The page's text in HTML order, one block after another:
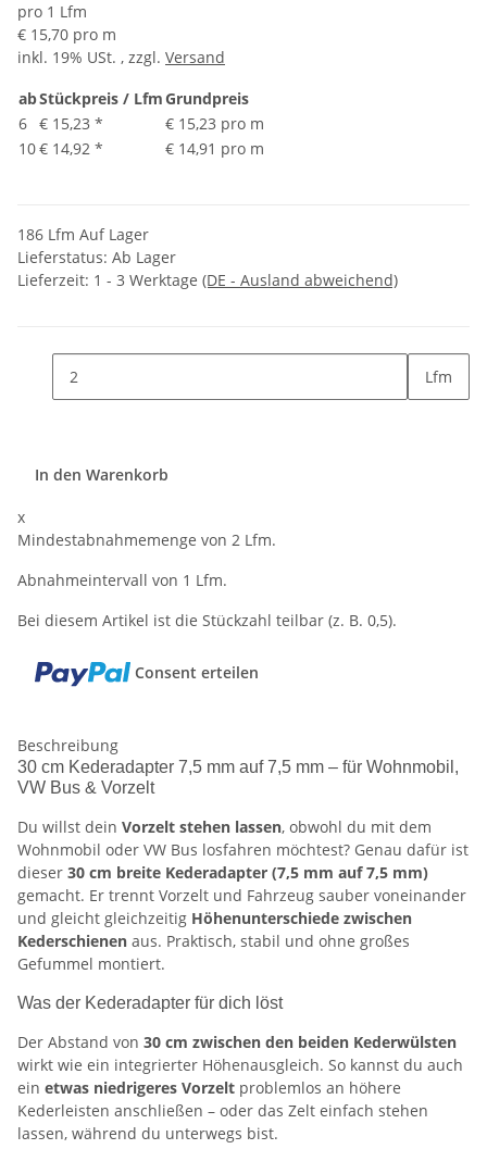
pro 1 Lfm
€ 15,70 pro m
inkl. 19% USt. , zzgl. Versand
abStückpreis / LfmGrundpreis
6 € 15,23 *
€ 15,23 pro m
10€ 14,92 * € 14,91 pro m
186 Lfm Auf Lager
Lieferstatus: Ab Lager
Lieferzeit: 1 - 3 Werktage (DE - Ausland abweichend)
Lfm
In den Warenkorb
x
Mindestabnahmemenge von 2 Lfm.
Abnahmeintervall von 1 Lfm.
Bei diesem Artikel ist die Stückzahl teilbar (z. B. 0,5).
Consent erteilen
Beschreibung
30 cm Kederadapter 7,5 mm auf 7,5 mm – für Wohnmobil,
VW Bus & Vorzelt
Du willst dein Vorzelt stehen lassen, obwohl du mit dem
Wohnmobil oder VW Bus losfahren möchtest? Genau dafür ist
dieser 30 cm breite Kederadapter (7,5 mm auf 7,5 mm)
gemacht. Er trennt Vorzelt und Fahrzeug sauber voneinander
und gleicht gleichzeitig Höhenunterschiede zwischen
Kederschienen aus. Praktisch, stabil und ohne großes
Gefummel montiert.
Was der Kederadapter für dich löst
Der Abstand von 30 cm zwischen den beiden Kederwülsten
wirkt wie ein integrierter Höhenausgleich. So kannst du auch
ein etwas niedrigeres Vorzelt problemlos an höhere
Kederleisten anschließen – oder das Zelt einfach stehen
lassen, während du unterwegs bist.